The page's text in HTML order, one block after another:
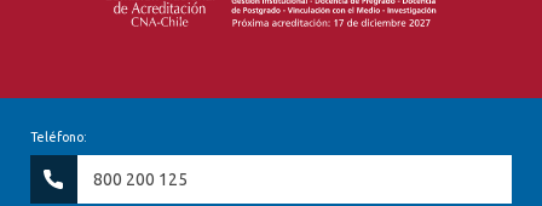
Teléfono:
800 200 125